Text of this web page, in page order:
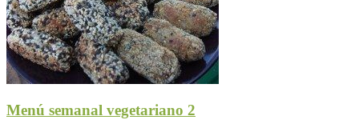
Menú semanal vegetariano 2